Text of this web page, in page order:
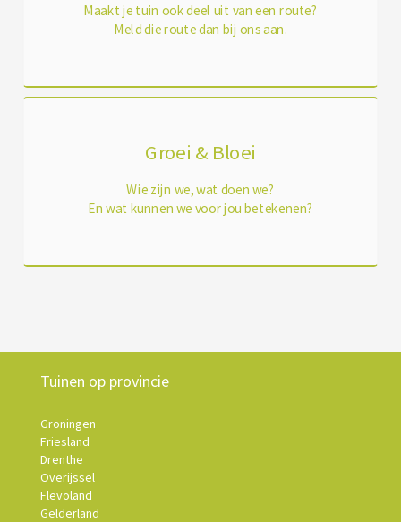
Maakt je tuin ook deel uit van een route?
Meld die route dan bij ons aan.
Groei & Bloei
Wie zijn we, wat doen we?
En wat kunnen we voor jou betekenen?
Tuinen op provincie
Groningen
Friesland
Drenthe
Overijssel
Flevoland
Gelderland